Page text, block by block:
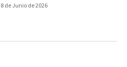
8 de Junio de 2026